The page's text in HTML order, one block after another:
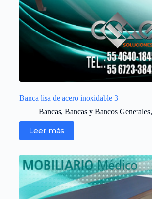
Banca lisa de acero inoxidable 3
Bancas, Bancas y Bancos Generales,
Leer más